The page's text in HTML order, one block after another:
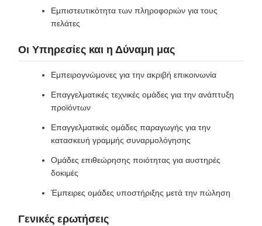
Εμπιστευτικότητα των πληροφοριών για τους
πελάτες
Οι Υπηρεσίες και η Δύναμη μας
Εμπειρογνώμονες για την ακριβή επικοινωνία
Επαγγελματικές τεχνικές ομάδες για την ανάπτυξη
προϊόντων
Επαγγελματικές ομάδες παραγωγής για την
κατασκευή γραμμής συναρμολόγησης
Ομάδες επιθεώρησης ποιότητας για αυστηρές
δοκιμές
Έμπειρες ομάδες υποστήριξης μετά την πώληση
Γενικές ερωτήσεις